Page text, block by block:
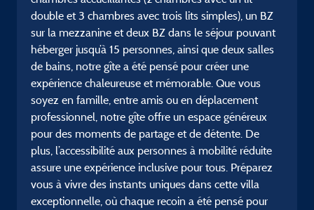
double et 3 chambres avec trois lits simples), un BZ
sur la mezzanine et deux BZ dans le séjour pouvant
héberger jusqu’à 15 personnes, ainsi que deux salles
de bains, notre gîte a été pensé pour créer une
expérience chaleureuse et mémorable. Que vous
soyez en famille, entre amis ou en déplacement
professionnel, notre gîte offre un espace généreux
pour des moments de partage et de détente. De
plus, l’accessibilité aux personnes à mobilité réduite
assure une expérience inclusive pour tous. Préparez
vous à vivre des instants uniques dans cette villa
exceptionnelle, où chaque recoin a été pensé pour